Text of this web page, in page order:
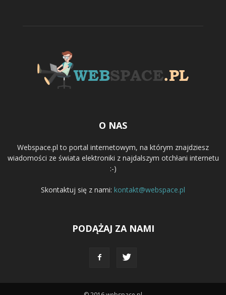
O NAS
Webspace.pl to portal internetowym, na którym znajdziesz
wiadomości ze świata elektroniki z najdalszym otchłani internetu
:-)
Skontaktuj się z nami: kontakt@webspace.pl
PODĄŻAJ ZA NAMI